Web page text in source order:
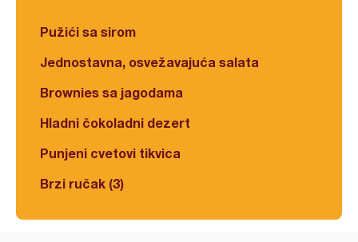
Pužići sa sirom
Jednostavna, osvežavajuća salata
Brownies sa jagodama
Hladni čokoladni dezert
Punjeni cvetovi tikvica
Brzi ručak (3)